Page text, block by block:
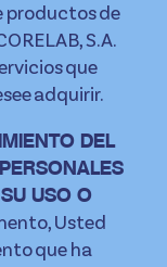
productos de
S.A.
que
adquirir.
DEL
USO O
Usted
que ha